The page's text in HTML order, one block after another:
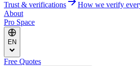
Trust & verifications
How we verify
About
Pro Space
EN
Free Quotes